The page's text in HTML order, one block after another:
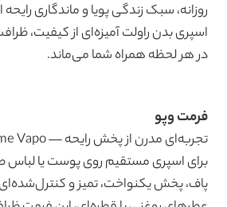
روزانه، سبک زندگی پویا و ماندگاری
اسپری بدن راولت آمیزه‌ای از کیفیت،
در هر لحظه همراه شما می‌ماند.
فرمت وپو
تجربه‌ای مدرن از پخش رایحه — Perfume Vapo
برای اسپری مستقیم روی پوست یا لباس
پاف، پخش یکنواخت، تمیز و